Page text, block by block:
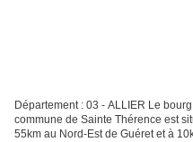
Département : 03 - ALLIER Le
commune de Sainte Thérence est
55km au Nord-Est de Guéret et à